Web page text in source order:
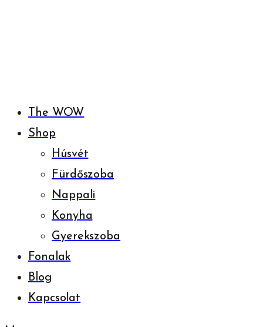
The WOW
Shop
Húsvét
Fürdőszoba
Nappali
Konyha
Gyerekszoba
Fonalak
Blog
Kapcsolat